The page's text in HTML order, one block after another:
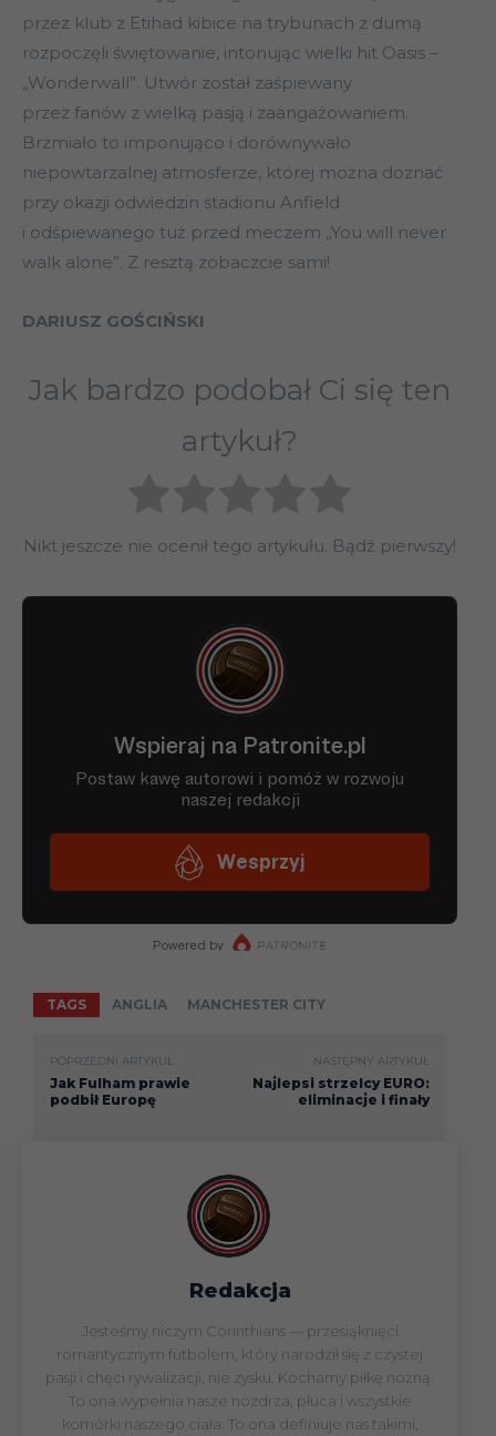
przez klub z Etihad kibice na trybunach z dumą
rozpoczęli świętowanie, intonując wielki hit Oasis –
„Wonderwall”. Utwór został zaśpiewany
przez fanów z wielką pasją i zaangażowaniem.
Brzmiało to imponująco i dorównywało
niepowtarzalnej atmosferze, której można doznać
przy okazji odwiedzin stadionu Anfield
i odśpiewanego tuż przed meczem „You will never
walk alone”. Z resztą zobaczcie sami!
DARIUSZ GOŚCIŃSKI
Jak bardzo podobał Ci się ten
artykuł?
Nikt jeszcze nie ocenił tego artykułu. Bądź pierwszy!
TAGS ANGLIA MANCHESTER CITY
POPRZEDNI ARTYKUŁ
Jak Fulham prawie
podbił Europę
NASTĘPNY ARTYKUŁ
Najlepsi strzelcy EURO:
eliminacje i finały
Redakcja
Jesteśmy niczym Corinthians — przesiąknięci
romantycznym futbolem, który narodził się z czystej
pasji i chęci rywalizacji, nie zysku. Kochamy piłkę nożną.
To ona wypełnia nasze nozdrza, płuca i wszystkie
komórki naszego ciała. To ona definiuje nas takimi,